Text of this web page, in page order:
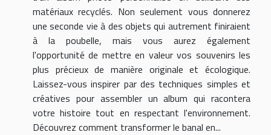
matériaux recyclés. Non seulement vous donnerez
une seconde vie à des objets qui autrement finiraient
à la poubelle, mais vous aurez également
l'opportunité de mettre en valeur vos souvenirs les
plus précieux de manière originale et écologique.
Laissez-vous inspirer par des techniques simples et
créatives pour assembler un album qui racontera
votre histoire tout en respectant l'environnement.
Découvrez comment transformer le banal en...